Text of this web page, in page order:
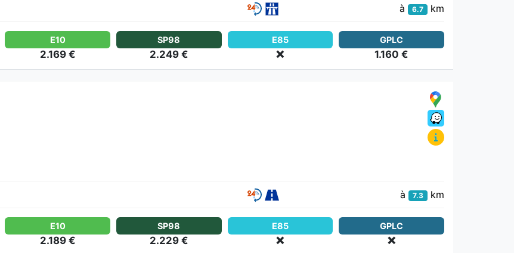
à 6.7 km
E10
2.169 €
SP98
2.249 €
E85
❌
GPLC
1.160 €
à 7.3 km
E10
2.189 €
SP98
2.229 €
E85
❌
GPLC
❌